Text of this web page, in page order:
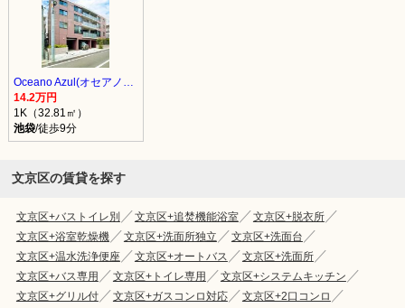
Oceano Azul(オセアノアズール)
14.2万円
1K（32.81㎡）
池袋/徒歩9分
文京区の賃貸を探す
文京区+バストイレ別 文京区+追焚機能浴室
文京区+脱衣所
文京区+浴室乾燥機
文京区+洗面所独立
文京区+洗面台
文京区+温水洗浄便座
文京区+オートバス
文京区+洗面所
文京区+バス専用
文京区+トイレ専用
文京区+システムキッチン
文京区+グリル付
文京区+ガスコンロ対応
文京区+2口コンロ